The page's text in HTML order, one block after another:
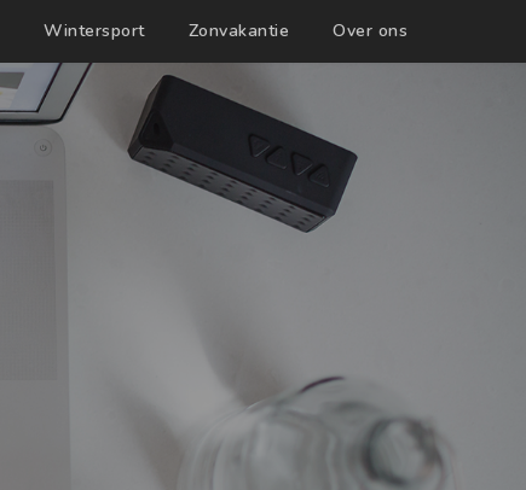
Wintersport Zonvakantie Over ons